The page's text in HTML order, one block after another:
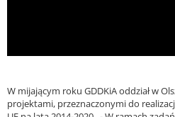
W mijającym roku GDDKiA oddział w
projektami, przeznaczonymi do